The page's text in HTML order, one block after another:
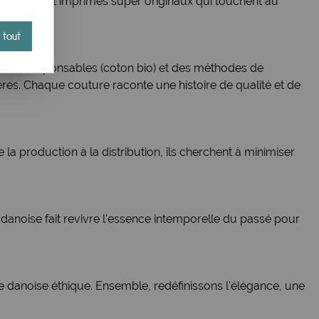
responsables (coton bio) et des méthodes de
Chaque couture raconte une histoire de qualité et de
production à la distribution, ils cherchent à minimiser
fait revivre l'essence intemporelle du passé pour
éthique. Ensemble, redéfinissons l'élégance, une
tout